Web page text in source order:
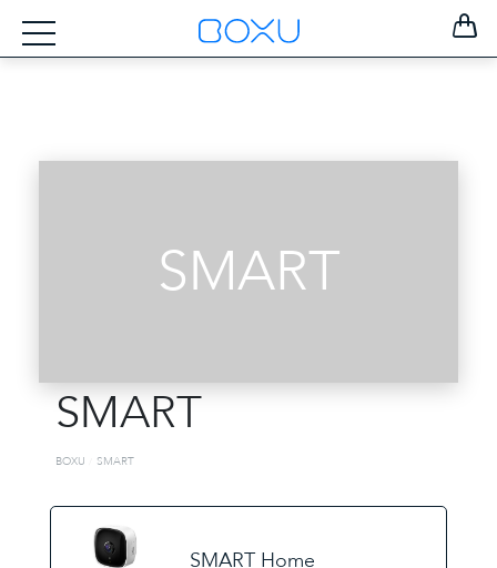
SMART
SMART
BOXU SMART
SMART Home
PRIHLÁSENÝ
ZABUDNUTÉ